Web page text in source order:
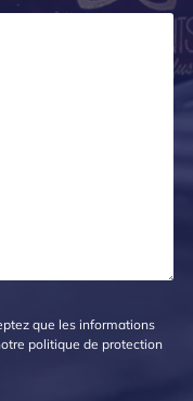
que les informations
politique de protection